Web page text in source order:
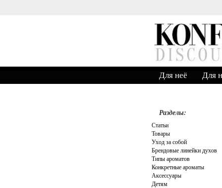
Для неё Для
Разделы:
Статьи
Товары
Уход за собой
Брендовые линейки духов
Типы ароматов
Конкретные ароматы
Аксессуары
Детям